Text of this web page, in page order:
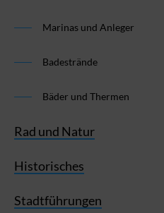
Marinas und Anleger
Badestrände
Bäder und Thermen
Rad und Natur
Historisches
Stadtführungen